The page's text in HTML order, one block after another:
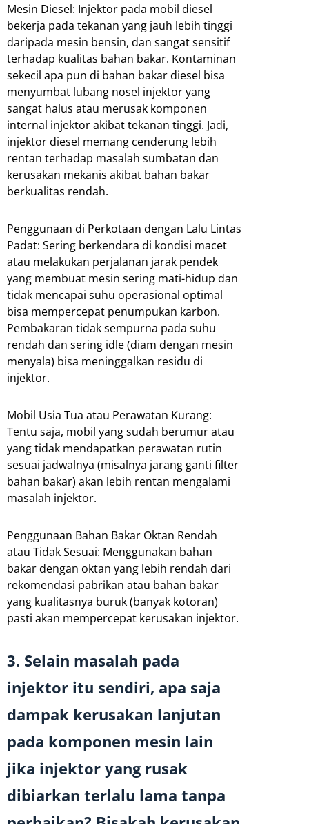
Mesin Diesel: Injektor pada mobil diesel
bekerja pada tekanan yang jauh lebih tinggi
daripada mesin bensin, dan sangat sensitif
terhadap kualitas bahan bakar. Kontaminan
sekecil apa pun di bahan bakar diesel bisa
menyumbat lubang nosel injektor yang
sangat halus atau merusak komponen
internal injektor akibat tekanan tinggi. Jadi,
injektor diesel memang cenderung lebih
rentan terhadap masalah sumbatan dan
kerusakan mekanis akibat bahan bakar
berkualitas rendah.
Penggunaan di Perkotaan dengan Lalu Lintas
Padat: Sering berkendara di kondisi macet
atau melakukan perjalanan jarak pendek
yang membuat mesin sering mati-hidup dan
tidak mencapai suhu operasional optimal
bisa mempercepat penumpukan karbon.
Pembakaran tidak sempurna pada suhu
rendah dan sering idle (diam dengan mesin
menyala) bisa meninggalkan residu di
injektor.
Mobil Usia Tua atau Perawatan Kurang:
Tentu saja, mobil yang sudah berumur atau
yang tidak mendapatkan perawatan rutin
sesuai jadwalnya (misalnya jarang ganti filter
bahan bakar) akan lebih rentan mengalami
masalah injektor.
Penggunaan Bahan Bakar Oktan Rendah
atau Tidak Sesuai: Menggunakan bahan
bakar dengan oktan yang lebih rendah dari
rekomendasi pabrikan atau bahan bakar
yang kualitasnya buruk (banyak kotoran)
pasti akan mempercepat kerusakan injektor.
3. Selain masalah pada
injektor itu sendiri, apa saja
dampak kerusakan lanjutan
pada komponen mesin lain
jika injektor yang rusak
dibiarkan terlalu lama tanpa